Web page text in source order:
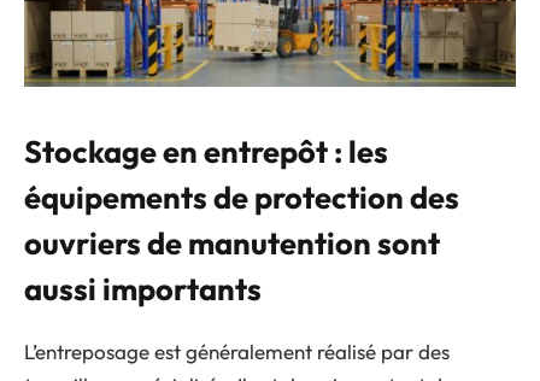
Stockage en entrepôt : les
équipements de protection des
ouvriers de manutention sont
aussi importants
L’entreposage est généralement réalisé par des